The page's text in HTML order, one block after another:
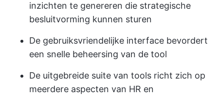
inzichten te genereren die strategische
besluitvorming kunnen sturen
De gebruiksvriendelijke interface bevordert
een snelle beheersing van de tool
De uitgebreide suite van tools richt zich op
meerdere aspecten van HR en